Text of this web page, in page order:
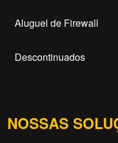
Aluguel de Firewall
Descontinuados
NOSSAS